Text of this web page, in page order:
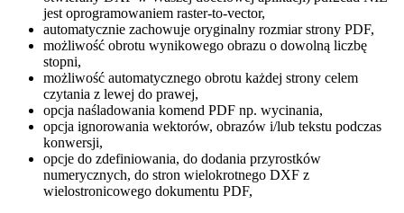
jest oprogramowaniem raster-to-vector,
automatycznie zachowuje oryginalny rozmiar strony PDF,
możliwość obrotu wynikowego obrazu o dowolną liczbę
stopni,
możliwość automatycznego obrotu każdej strony celem
czytania z lewej do prawej,
opcja naśladowania komend PDF np. wycinania,
opcja ignorowania wektorów, obrazów i/lub tekstu podczas
konwersji,
opcje do zdefiniowania, do dodania przyrostków
numerycznych, do stron wielokrotnego DXF z
wielostronicowego dokumentu PDF,